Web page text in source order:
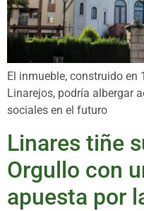
El inmueble, construido en
Linarejos, podría albergar
sociales en el futuro
Linares tiñe
Orgullo con
apuesta por